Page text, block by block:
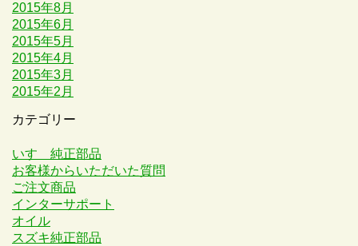
2015年8月
2015年6月
2015年5月
2015年4月
2015年3月
2015年2月
カテゴリー
いすゞ純正部品
お客様からいただいた質問
ご注文商品
インターサポート
オイル
スズキ純正部品